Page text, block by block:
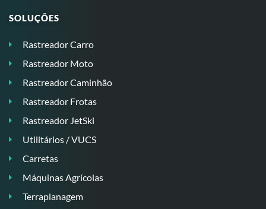
SOLUÇÕES
Rastreador Carro
Rastreador Moto
Rastreador Caminhão
Rastreador Frotas
Rastreador JetSki
Utilitários / VUCS
Carretas
Máquinas Agrícolas
Terraplanagem